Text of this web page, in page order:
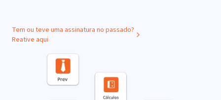
Tem ou teve uma assinatura no passado?
Reative aqui